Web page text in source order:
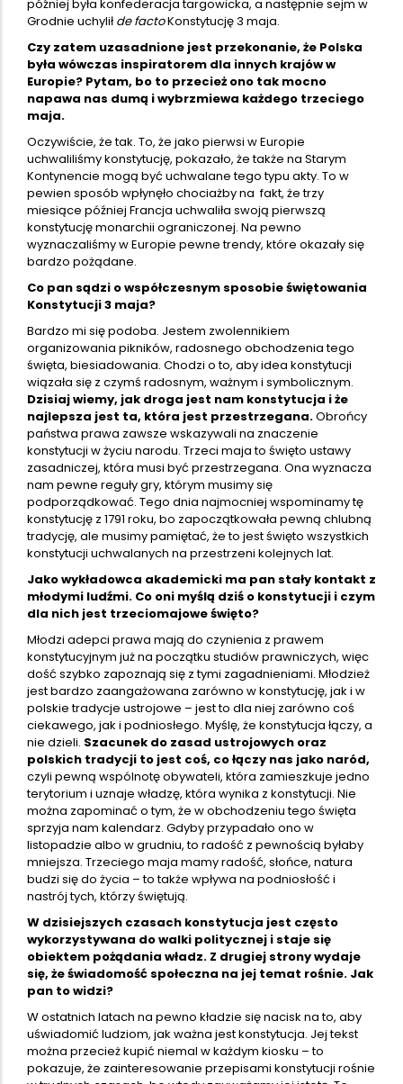
później była konfederacja targowicka, a następnie sejm w
Grodnie uchyliłde factoKonstytucję 3 maja.
Czy zatem uzasadnione jest przekonanie, że Polska
była wówczas inspiratorem dla innych krajów w
Europie? Pytam, bo to przecież ono tak mocno
napawa nas dumą i wybrzmiewa każdego trzeciego
maja.
Oczywiście, że tak. To, że jako pierwsi w Europie
uchwaliliśmy konstytucję, pokazało, że także na Starym
Kontynencie mogą być uchwalane tego typu akty. To w
pewien sposób wpłynęło chociażby na fakt, że trzy
miesiące później Francja uchwaliła swoją pierwszą
konstytucję monarchii ograniczonej. Na pewno
wyznaczaliśmy w Europie pewne trendy, które okazały się
bardzo pożądane.
Co pan sądzi o współczesnym sposobie świętowania
Konstytucji 3 maja?
Bardzo mi się podoba. Jestem zwolennikiem
organizowania pikników, radosnego obchodzenia tego
święta, biesiadowania. Chodzi o to, aby idea konstytucji
wiązała się z czymś radosnym, ważnym i symbolicznym.
Dzisiaj wiemy, jak droga jest nam konstytucja i że
najlepsza jest ta, która jest przestrzegana.Obrońcy
państwa prawa zawsze wskazywali na znaczenie
konstytucji w życiu narodu. Trzeci maja to święto ustawy
zasadniczej, która musi być przestrzegana. Ona wyznacza
nam pewne reguły gry, którym musimy się
podporządkować. Tego dnia najmocniej wspominamy tę
konstytucję z 1791 roku, bo zapoczątkowała pewną chlubną
tradycję, ale musimy pamiętać, że to jest święto wszystkich
konstytucji uchwalanych na przestrzeni kolejnych lat.
Jako wykładowca akademicki ma pan stały kontakt z
młodymi ludźmi. Co oni myślą dziś o konstytucji i czym
dla nich jest trzeciomajowe święto?
Młodzi adepci prawa mają do czynienia z prawem
konstytucyjnym już na początku studiów prawniczych, więc
dość szybko zapoznają się z tymi zagadnieniami. Młodzież
jest bardzo zaangażowana zarówno w konstytucję, jak i w
polskie tradycje ustrojowe – jest to dla niej zarówno coś
ciekawego, jak i podniosłego. Myślę, że konstytucja łączy, a
nie dzieli. Szacunek do zasad ustrojowych oraz
polskich tradycji to jest coś, co łączy nas jako naród,
czyli pewną wspólnotę obywateli, która zamieszkuje jedno
terytorium i uznaje władzę, która wynika z konstytucji. Nie
można zapominać o tym, że w obchodzeniu tego święta
sprzyja nam kalendarz. Gdyby przypadało ono w
listopadzie albo w grudniu, to radość z pewnością byłaby
mniejsza. Trzeciego maja mamy radość, słońce, natura
budzi się do życia – to także wpływa na podniosłość i
nastrój tych, którzy świętują.
W dzisiejszych czasach konstytucja jest często
wykorzystywana do walki politycznej i staje się
obiektem pożądania władz. Z drugiej strony wydaje
się, że świadomość społeczna na jej temat rośnie. Jak
pan to widzi?
W ostatnich latach na pewno kładzie się nacisk na to, aby
uświadomić ludziom, jak ważna jest konstytucja. Jej tekst
można przecież kupić niemal w każdym kiosku – to
pokazuje, że zainteresowanie przepisami konstytucji rośnie